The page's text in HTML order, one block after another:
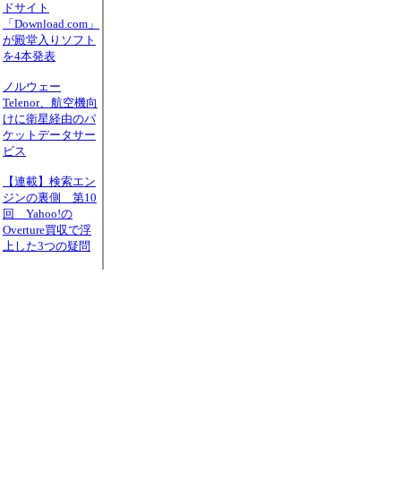
ドサイト
「Download.com」
が殿堂入りソフト
を4本発表
ノルウェー
Telenor、航空機向
けに衛星経由のパ
ケットデータサー
ビス
【連載】検索エン
ジンの裏側 第10
回 Yahoo!の
Overture買収で浮
上した3つの疑問